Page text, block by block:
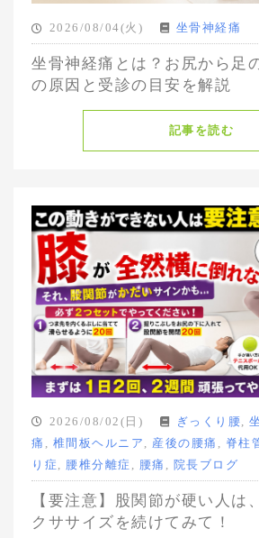
2026/08/04(火) 坐骨神経痛
坐骨神経痛とは？お尻から足
の原因と受診の目安を解説
記事を読む
2026/08/02(日) ぎっくり腰
痛
椎間板ヘルニア 産後の腰痛 脊柱
り症
腰椎分離症 腰痛 院長ブログ
【要注意】股関節が硬い人は
クササイズを続けてみて！